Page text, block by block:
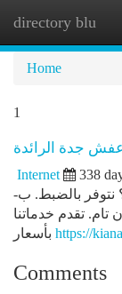
directory blu
Home
1
جدة الرائدة
Internet 338
بالضبط. ب-
تقدم خدماتنا
https://
Comments